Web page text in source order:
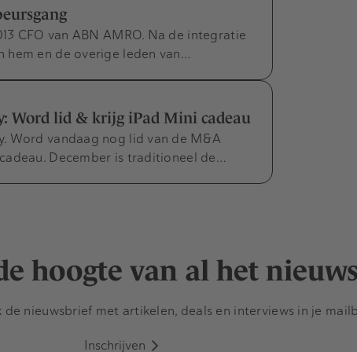
CFO van ABN AMRO. Na de integratie
hem en de overige leden van…
Word lid & krijg iPad Mini cadeau
Word vandaag nog lid van de M&A
December is traditioneel de…
hoogte van al het nieuws
de nieuwsbrief met artikelen, deals en interviews in je
Inschrijven